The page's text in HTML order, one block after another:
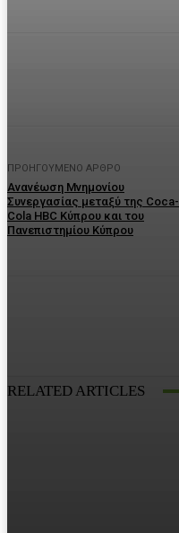
ΠΡΟΗΓΟΎΜΕΝΟ ΆΡΘΡΟ
Ανανέωση Μνημονίου
Συνεργασίας μεταξύ της Coca-
Cola HBC Κύπρου και του
Πανεπιστημίου Κύπρου
RELATED ARTICLES